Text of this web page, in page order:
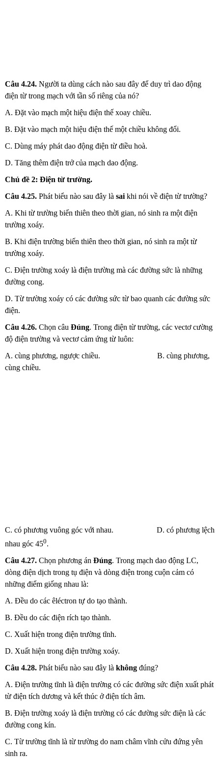
Câu 4.24. Người ta dùng cách nào sau đây để duy trì dao động
điện từ trong mạch với tần số riêng của nó?
A. Đặt vào mạch một hiệu điện thế xoay chiều.
B. Đặt vào mạch một hiệu điện thế một chiều không đổi.
C. Dùng máy phát dao động điện từ điều hoà.
D. Tăng thêm điện trở của mạch dao động.
Chủ đề 2: Điện từ trường.
Câu 4.25. Phát biểu nào sau đây là sai khi nói về điện từ trường?
A. Khi từ trường biến thiên theo thời gian, nó sinh ra một điện
trường xoáy.
B. Khi điện trường biến thiên theo thời gian, nó sinh ra một từ
trường xoáy.
C. Điện trường xoáy là điện trường mà các đường sức là những
đường cong.
D. Từ trường xoáy có các đường sức từ bao quanh các đường sức
điện.
Câu 4.26. Chọn câu Đúng. Trong điện từ trường, các vectơ cường
độ điện trường và vectơ cảm ứng từ luôn:
A. cùng phương, ngược chiều. B. cùng phương,
cùng chiều.
C. có phương vuông góc với nhau. D. có phương lệch
nhau góc 450.
Câu 4.27. Chọn phương án Đúng. Trong mạch dao động LC,
dòng điện dịch trong tụ điện và dòng điện trong cuộn cảm có
những điểm giống nhau là:
A. Đều do các êléctron tự do tạo thành.
B. Đều do các điện rích tạo thành.
C. Xuất hiện trong điện trường tĩnh.
D. Xuất hiện trong điện trường xoáy.
Câu 4.28. Phát biểu nào sau đây là không đúng?
A. Điện trường tĩnh là điện trường có các đường sức điện xuất phát
từ điện tích dương và kết thúc ở điện tích âm.
B. Điện trường xoáy là điện trường có các đường sức điện là các
đường cong kín.
C. Từ trường tĩnh là từ trường do nam châm vĩnh cửu đứng yên
sinh ra.